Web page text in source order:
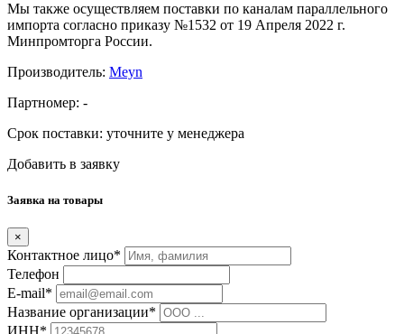
Мы также осуществляем поставки по каналам параллельного
импорта согласно приказу №1532 от 19 Апреля 2022 г.
Минпромторга России.
Производитель: Meyn
Партномер: -
Срок поставки: уточните у менеджера
Добавить в заявку
Заявка на товары
×
Контактное лицо*
Телефон
E-mail*
Название организации*
ИНН*